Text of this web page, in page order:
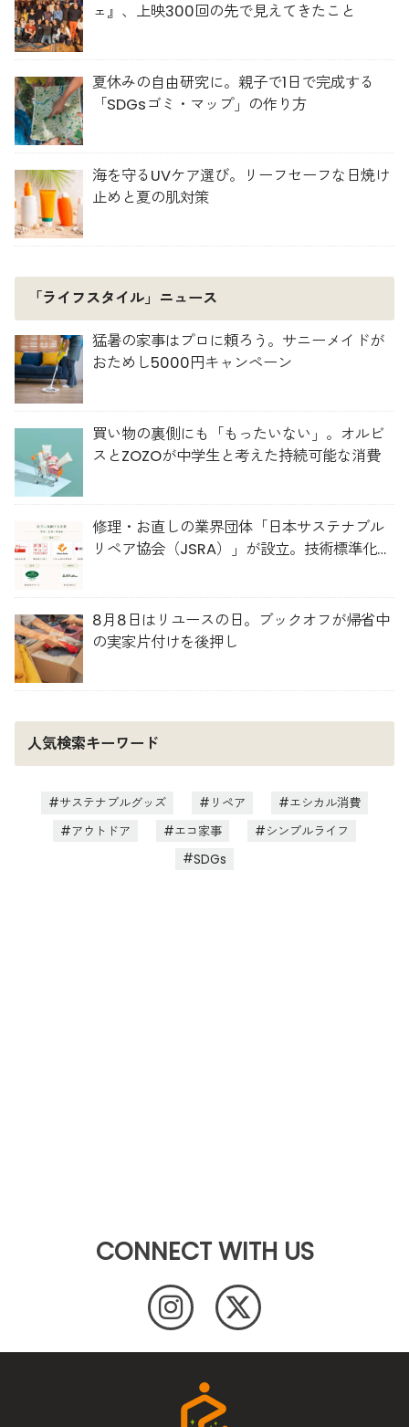
ェ』、上映300回の先で見えてきたこと
夏休みの自由研究に。親子で1日で完成する
「SDGsゴミ・マップ」の作り方
海を守るUVケア選び。リーフセーフな日焼け
止めと夏の肌対策
「ライフスタイル」ニュース
猛暑の家事はプロに頼ろう。サニーメイドが
おためし5000円キャンペーン
買い物の裏側にも「もったいない」。オルビ
スとZOZOが中学生と考えた持続可能な消費
修理・お直しの業界団体「日本サステナブル
リペア協会（JSRA）」が設立。技術標準化や
8月8日はリユースの日。ブックオフが帰省中
の実家片付けを後押し
人気検索キーワード
サステナブルグッズ リペア
エシカル消費
アウトドア
エコ家事
シンプルライフ
SDGs
CONNECT WITH US